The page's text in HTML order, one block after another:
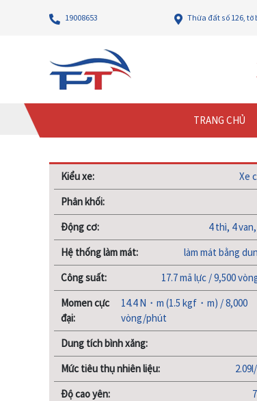
19008653 Thừa đất số 126, tờ
TRANG CHỦ
XE CÔN TAY
Kiểu xe:
Xe
Phân khối:
Động cơ:
4 thì, 4
Hệ thống làm mát:
làm mát bằng
Công suất:
17.7 mã lực / 9,500
Momen cực
đại:
14.4 N・m (1.5 kgf・m) / 8,000
vòng/phút
Dung tích bình xăng:
Mức tiêu thụ nhiên liệu:
Độ cao yên: